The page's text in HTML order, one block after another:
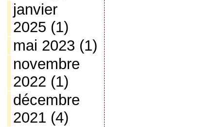
janvier
2025 (1)
mai 2023 (1)
novembre
2022 (1)
décembre
2021 (4)